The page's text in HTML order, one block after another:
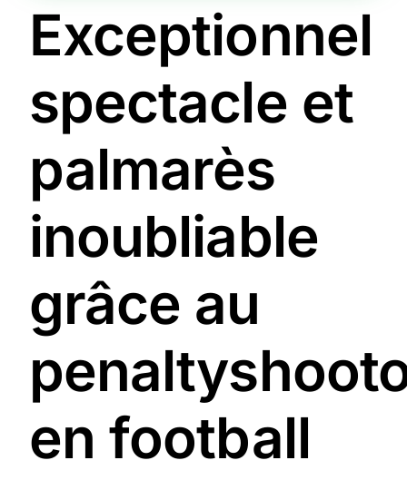
Exceptionnel
spectacle et
palmarès
inoubliable
grâce au
en football